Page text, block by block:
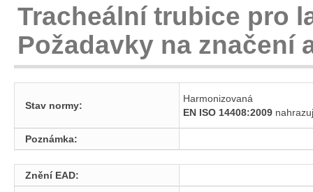
Tracheální trubice pro
Požadavky na značení
Stav normy:
Harmonizovaná
EN ISO 14408:2009
Poznámka:
Znění EAD: